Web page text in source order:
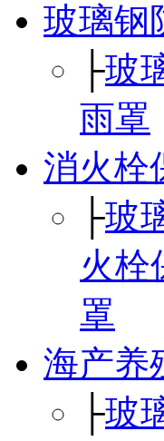
玻璃钢
├玻
雨罩
消火栓
├玻
火栓
罩
海产养
├玻